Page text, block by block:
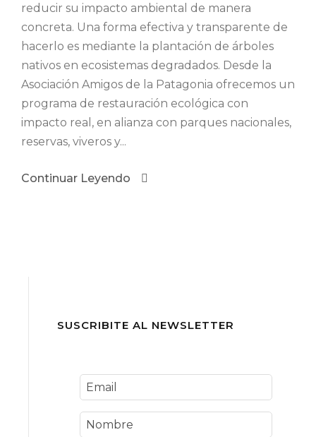
reducir su impacto ambiental de manera
concreta. Una forma efectiva y transparente de
hacerlo es mediante la plantación de árboles
nativos en ecosistemas degradados. Desde la
Asociación Amigos de la Patagonia ofrecemos un
programa de restauración ecológica con
impacto real, en alianza con parques nacionales,
reservas, viveros y...
Continuar Leyendo
SUSCRIBITE AL NEWSLETTER